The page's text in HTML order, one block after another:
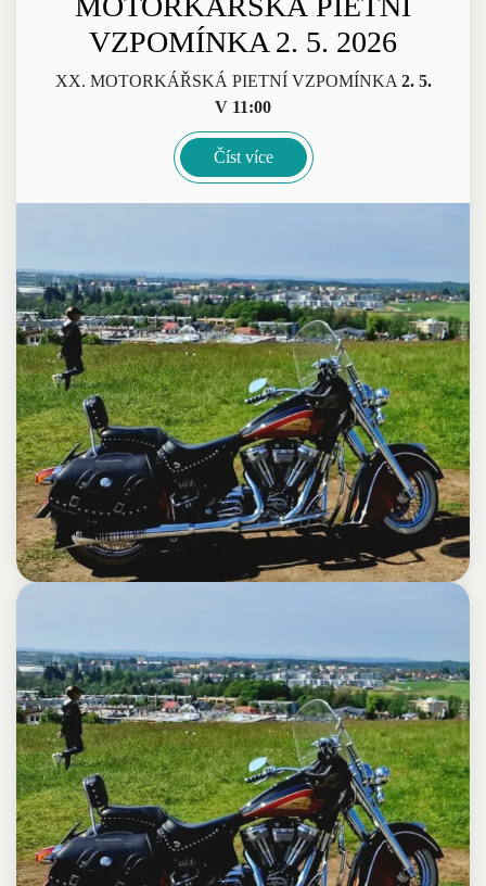
VZPOMÍNKA 2. 5. 2026
XX. MOTORKÁŘSKÁ PIETNÍ VZPOMÍNKA 2. 5.
V 11:00
Číst více